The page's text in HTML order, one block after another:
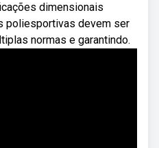
dimensionais
poliesportivas devem ser
normas e garantindo.